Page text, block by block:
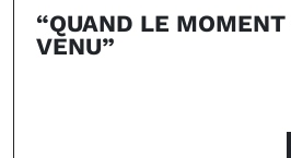
“QUAND LE MOMENT
VENU”